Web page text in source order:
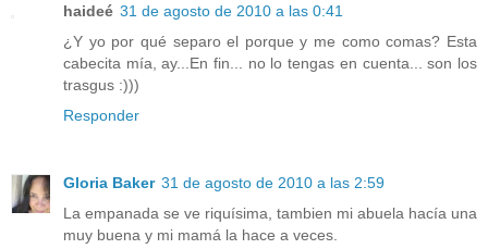
haideé 31 de agosto de 2010 a las 0:41
¿Y yo por qué separo el porque y me como comas? Esta
cabecita mía, ay...En fin... no lo tengas en cuenta... son los
trasgus :)))
Responder
Gloria Baker 31 de agosto de 2010 a las 2:59
La empanada se ve riquísima, tambien mi abuela hacía una
muy buena y mi mamá la hace a veces.